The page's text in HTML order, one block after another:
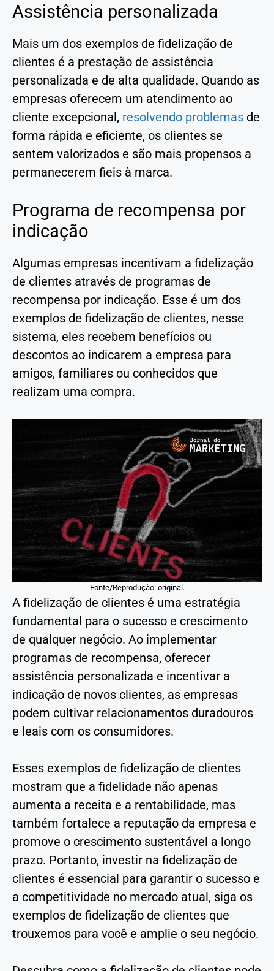
Assistência personalizada
Mais um dos exemplos de fidelização de
clientes é a prestação de assistência
personalizada e de alta qualidade. Quando as
empresas oferecem um atendimento ao
cliente excepcional, resolvendo problemas de
forma rápida e eficiente, os clientes se
sentem valorizados e são mais propensos a
permanecerem fieis à marca.
Programa de recompensa por
indicação
Algumas empresas incentivam a fidelização
de clientes através de programas de
recompensa por indicação. Esse é um dos
exemplos de fidelização de clientes, nesse
sistema, eles recebem benefícios ou
descontos ao indicarem a empresa para
amigos, familiares ou conhecidos que
realizam uma compra.
Fonte/Reprodução: original.
A fidelização de clientes é uma estratégia
fundamental para o sucesso e crescimento
de qualquer negócio. Ao implementar
programas de recompensa, oferecer
assistência personalizada e incentivar a
indicação de novos clientes, as empresas
podem cultivar relacionamentos duradouros
e leais com os consumidores.
Esses exemplos de fidelização de clientes
mostram que a fidelidade não apenas
aumenta a receita e a rentabilidade, mas
também fortalece a reputação da empresa e
promove o crescimento sustentável a longo
prazo. Portanto, investir na fidelização de
clientes é essencial para garantir o sucesso e
a competitividade no mercado atual, siga os
exemplos de fidelização de clientes que
trouxemos para você e amplie o seu negócio.